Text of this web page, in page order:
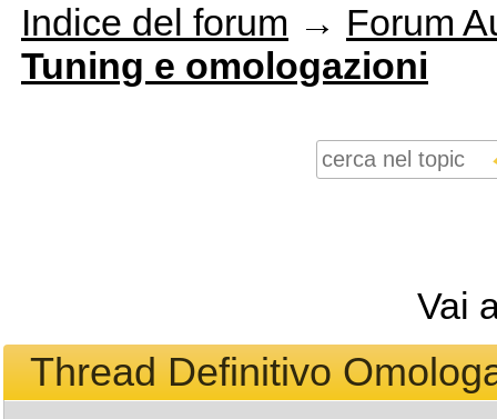
Indice del forum → Forum
Tuning e omologazioni
Vai
Thread Definitivo